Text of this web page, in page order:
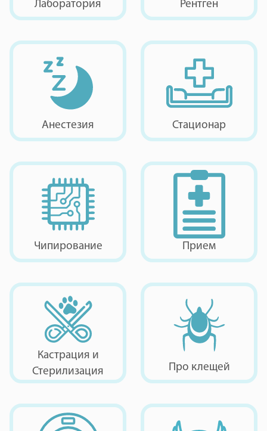
Лаборатория Рентген
Анестезия Стационар
Чипирование
Прием
специалистов
Кастрация и
Стерилизация
Про клещей